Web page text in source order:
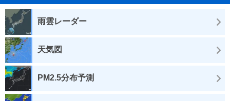
雨雲レーダー
天気図
PM2.5分布予測